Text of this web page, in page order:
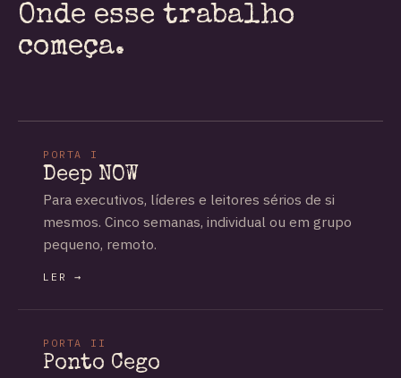
Onde esse trabalho
começa.
PORTA I
Deep NOW
Para executivos, líderes e leitores sérios de si
mesmos. Cinco semanas, individual ou em grupo
pequeno, remoto.
LER →
PORTA II
Ponto Cego